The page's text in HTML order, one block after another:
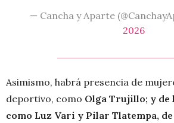
— Cancha y Aparte
2026
Asimismo, habrá presencia de
deportivo, como Olga Trujillo; y de
como Luz Vari y Pilar Tlatempa,